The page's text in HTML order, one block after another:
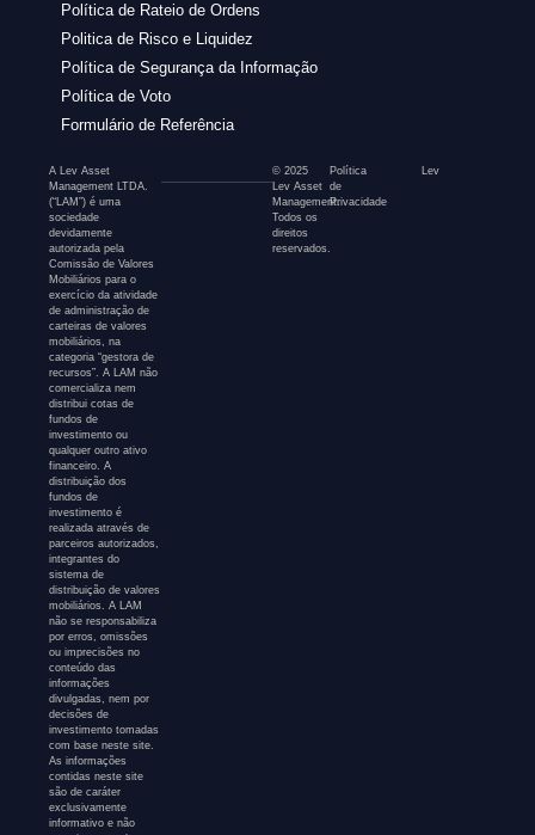
Política de Rateio de Ordens
Politica de Risco e Liquidez
Política de Segurança da Informação
Política de Voto
Formulário de Referência
A Lev Asset
Management LTDA.
(“LAM”) é uma
sociedade
devidamente
autorizada pela
Comissão de Valores
Mobiliários para o
exercício da atividade
de administração de
carteiras de valores
mobiliários, na
categoria “gestora de
recursos”. A LAM não
comercializa nem
distribui cotas de
fundos de
investimento ou
qualquer outro ativo
financeiro. A
distribuição dos
fundos de
investimento é
realizada através de
parceiros autorizados,
integrantes do
sistema de
distribuição de valores
mobiliários. A LAM
não se responsabiliza
por erros, omissões
ou imprecisões no
conteúdo das
informações
divulgadas, nem por
decisões de
investimento tomadas
com base neste site.
As informações
contidas neste site
são de caráter
exclusivamente
informativo e não
© 2025
Lev Asset
Management.
Todos os
direitos
reservados.
Política
de
Privacidade
Lev